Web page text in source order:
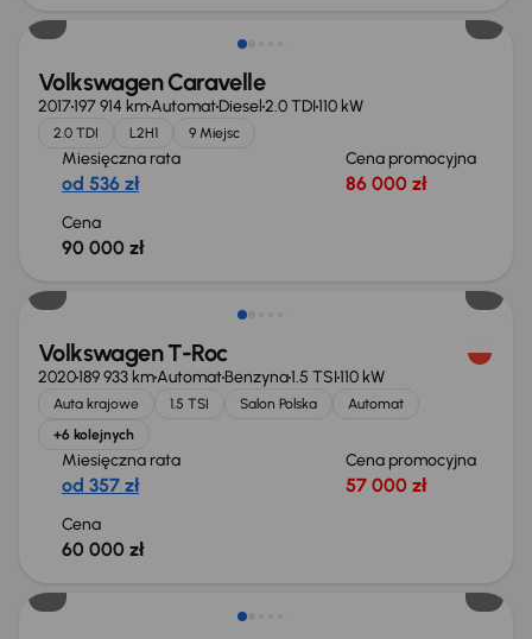
Volkswagen Caravelle
2017197 914 kmAutomatDiesel2.0 TDI110 kW
2.0 TDI L2H1 9 Miejsc
Miesięczna rata
od 536 zł
Cena promocyjna
86 000 zł
Cena
90 000 zł
Volkswagen T-Roc
2020189 933 kmAutomatBenzyna1.5 TSI110 kW
Auta krajowe 1.5 TSI Salon Polska
Automat
+6 kolejnych
Miesięczna rata
od 357 zł
Cena promocyjna
57 000 zł
Cena
60 000 zł
Taniej o 500 zł